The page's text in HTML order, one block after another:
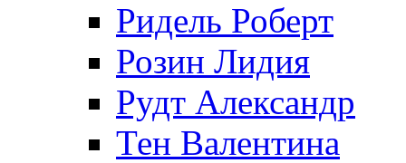
Ридель Роберт
Розин Лидия
Рудт Александр
Тен Валентина